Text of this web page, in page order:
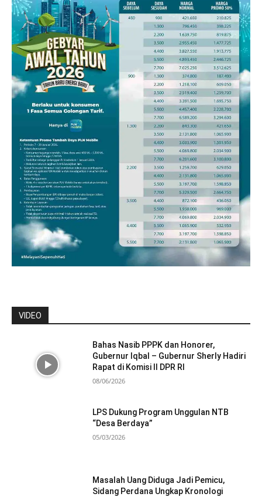
VIDEO
Bahas Nasib PPPK dan Honorer,
Gubernur Iqbal – Gubernur Sherly Hadiri
Rapat di Komisi II DPR RI
08/06/2026
LPS Dukung Program Unggulan NTB
“Desa Berdaya”
05/03/2026
Masalah Uang Diduga Jadi Pemicu,
Sidang Perdana Ungkap Kronologi